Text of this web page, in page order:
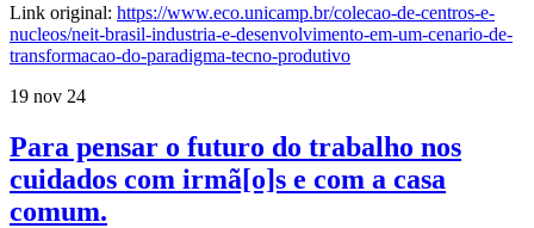
Link original: https://www.eco.unicamp.br/colecao-de-centros-e-
nucleos/neit-brasil-industria-e-desenvolvimento-em-um-cenario-de-
transformacao-do-paradigma-tecno-produtivo
19 nov 24
Para pensar o futuro do trabalho nos
cuidados com irmã[o]s e com a casa
comum.